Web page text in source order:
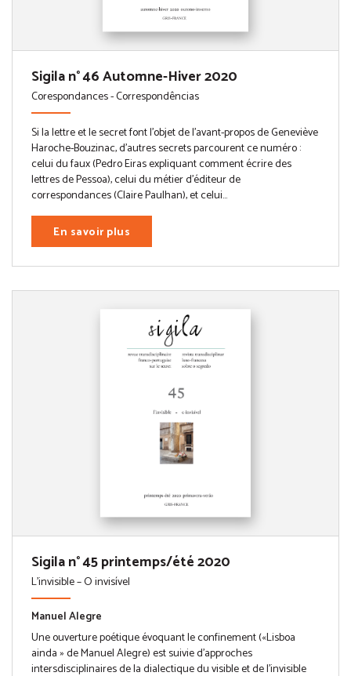
Sigila n° 46 Automne-Hiver 2020
Corespondances - Correspondências
Si la lettre et le secret font l’objet de l’avant-propos de Geneviève
Haroche-Bouzinac, d’autres secrets parcourent ce numéro :
celui du faux (Pedro Eiras expliquant comment écrire des
lettres de Pessoa), celui du métier d’éditeur de
correspondances (Claire Paulhan), et celui...
En savoir plus
Sigila n° 45 printemps/été 2020
L'invisible – O invisível
Manuel Alegre
Une ouverture poétique évoquant le confinement («Lisboa
ainda » de Manuel Alegre) est suivie d’approches
intersdisciplinaires de la dialectique du visible et de l’invisible